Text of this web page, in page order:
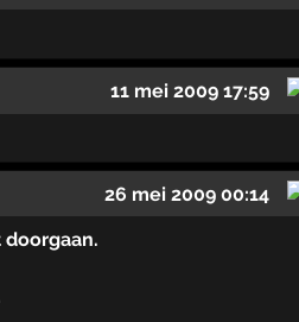
11 mei 2009 17:59
26 mei 2009 00:14